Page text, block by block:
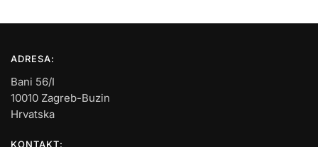
ADRESA:
Bani 56/I
10010 Zagreb-Buzin
Hrvatska
KONTAKT: